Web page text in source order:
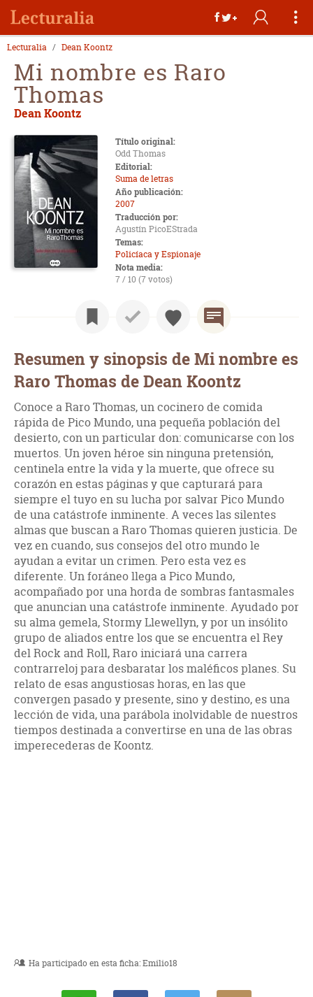
Lecturalia Dean Koontz
Mi nombre es Raro
Thomas
Dean Koontz
Título original:
Odd Thomas
Editorial:
Suma de letras
Año publicación:
2007
Traducción por:
Agustín PicoEStrada
Temas:
Policíaca y Espionaje
Nota media:
7 / 10 (7 votos)
Resumen y sinopsis de Mi nombre es
Raro Thomas de Dean Koontz
Conoce a Raro Thomas, un cocinero de comida
rápida de Pico Mundo, una pequeña población del
desierto, con un particular don: comunicarse con los
muertos. Un joven héroe sin ninguna pretensión,
centinela entre la vida y la muerte, que ofrece su
corazón en estas páginas y que capturará para
siempre el tuyo en su lucha por salvar Pico Mundo
de una catástrofe inminente. A veces las silentes
almas que buscan a Raro Thomas quieren justicia. De
vez en cuando, sus consejos del otro mundo le
ayudan a evitar un crimen. Pero esta vez es
diferente. Un foráneo llega a Pico Mundo,
acompañado por una horda de sombras fantasmales
que anuncian una catástrofe inminente. Ayudado por
su alma gemela, Stormy Llewellyn, y por un insólito
grupo de aliados entre los que se encuentra el Rey
del Rock and Roll, Raro iniciará una carrera
contrarreloj para desbaratar los maléficos planes. Su
relato de esas angustiosas horas, en las que
convergen pasado y presente, sino y destino, es una
lección de vida, una parábola inolvidable de nuestros
tiempos destinada a convertirse en una de las obras
imperecederas de Koontz.
Ha participado en esta ficha:Emilio18